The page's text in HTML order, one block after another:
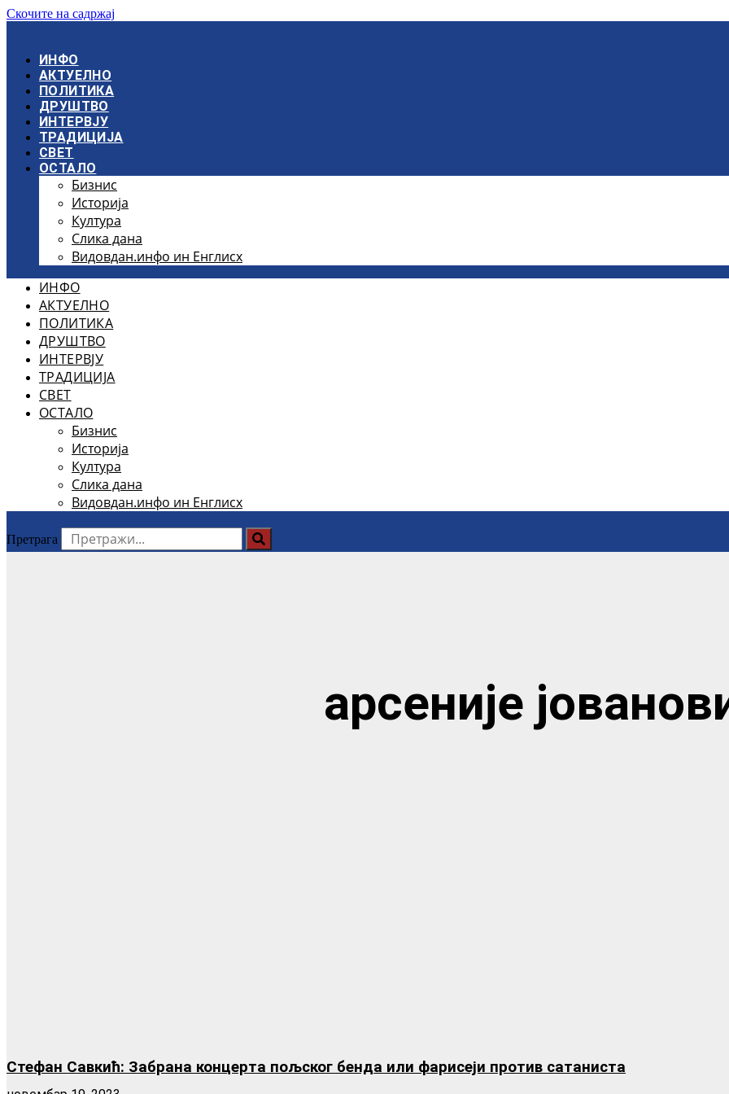
Скочите на садржај
ИНФО
АКТУЕЛНО
ПОЛИТИКА
ДРУШТВО
ИНТЕРВЈУ
ТРАДИЦИЈА
СВЕТ
ОСТАЛО
Бизнис
Историја
Култура
Слика дана
Видовдан.инфо ин Енглисх
ИНФО
АКТУЕЛНО
ПОЛИТИКА
ДРУШТВО
ИНТЕРВЈУ
ТРАДИЦИЈА
СВЕТ
ОСТАЛО
Бизнис
Историја
Култура
Слика дана
Видовдан.инфо ин Енглисх
Претрага
арсеније
Стефан Савкић: Забрана концерта пољског бенда или фарисеји против сатаниста